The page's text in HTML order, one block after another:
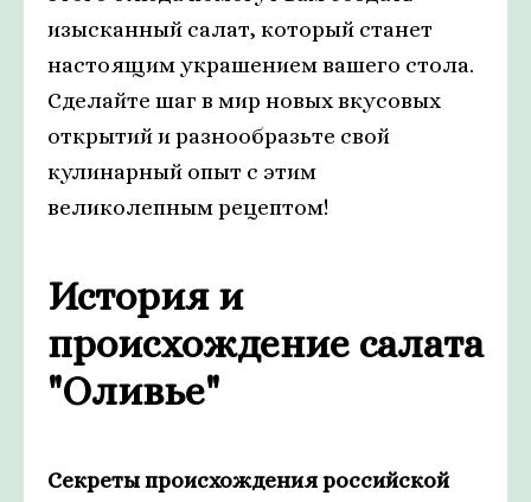
изысканный салат, который станет
настоящим украшением вашего стола.
Сделайте шаг в мир новых вкусовых
открытий и разнообразьте свой
кулинарный опыт с этим
великолепным рецептом!
История и
происхождение салата
"Оливье"
Секреты происхождения российской